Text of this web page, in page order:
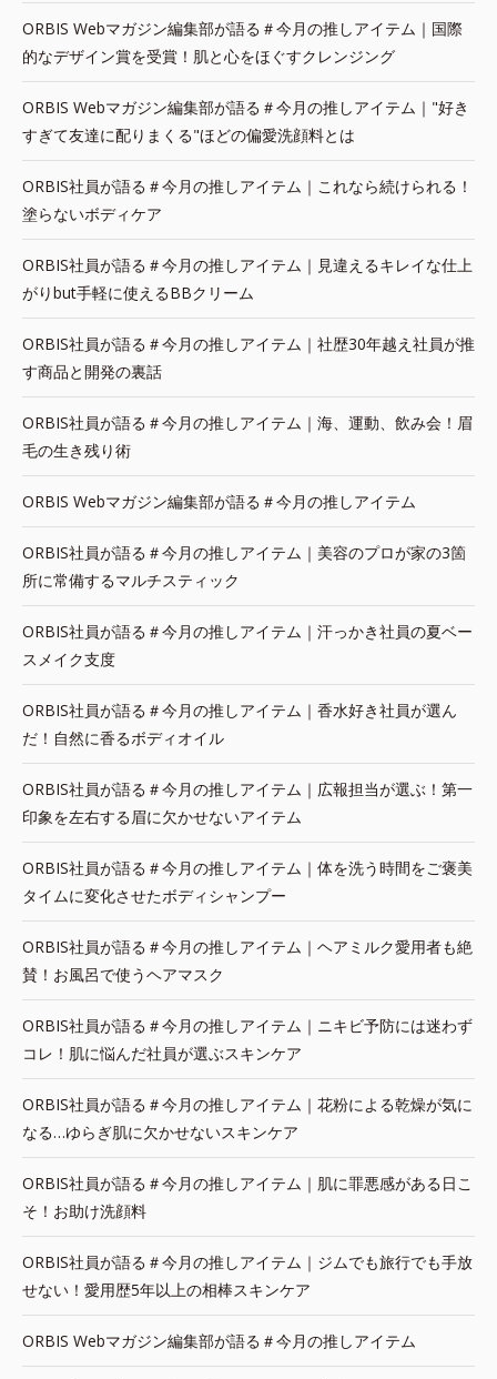
ORBIS Webマガジン編集部が語る＃今月の推しアイテム｜国際
的なデザイン賞を受賞！肌と心をほぐすクレンジング
ORBIS Webマガジン編集部が語る＃今月の推しアイテム｜"好き
すぎて友達に配りまくる"ほどの偏愛洗顔料とは
ORBIS社員が語る＃今月の推しアイテム｜これなら続けられる！
塗らないボディケア
ORBIS社員が語る＃今月の推しアイテム｜見違えるキレイな仕上
がりbut手軽に使えるBBクリーム
ORBIS社員が語る＃今月の推しアイテム｜社歴30年越え社員が推
す商品と開発の裏話
ORBIS社員が語る＃今月の推しアイテム｜海、運動、飲み会！眉
毛の生き残り術
ORBIS Webマガジン編集部が語る＃今月の推しアイテム
ORBIS社員が語る＃今月の推しアイテム｜美容のプロが家の3箇
所に常備するマルチスティック
ORBIS社員が語る＃今月の推しアイテム｜汗っかき社員の夏ベー
スメイク支度
ORBIS社員が語る＃今月の推しアイテム｜香水好き社員が選ん
だ！自然に香るボディオイル
ORBIS社員が語る＃今月の推しアイテム｜広報担当が選ぶ！第一
印象を左右する眉に欠かせないアイテム
ORBIS社員が語る＃今月の推しアイテム｜体を洗う時間をご褒美
タイムに変化させたボディシャンプー
ORBIS社員が語る＃今月の推しアイテム｜ヘアミルク愛用者も絶
賛！お風呂で使うヘアマスク
ORBIS社員が語る＃今月の推しアイテム｜ニキビ予防には迷わず
コレ！肌に悩んだ社員が選ぶスキンケア
ORBIS社員が語る＃今月の推しアイテム｜花粉による乾燥が気に
なる…ゆらぎ肌に欠かせないスキンケア
ORBIS社員が語る＃今月の推しアイテム｜肌に罪悪感がある日こ
そ！お助け洗顔料
ORBIS社員が語る＃今月の推しアイテム｜ジムでも旅行でも手放
せない！愛用歴5年以上の相棒スキンケア
ORBIS Webマガジン編集部が語る＃今月の推しアイテム